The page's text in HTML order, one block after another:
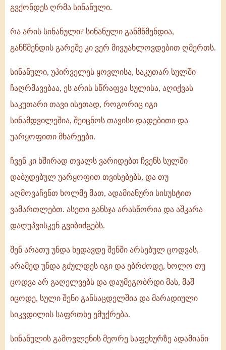
გვქონდეს ღრმა სინანული.
რა არის სინანული? სინანული განმწმენდია,
განწმენდის გარეშე კი ვერ მივუახლოვდებით ღმერთს.
სინანული, უპირველეს ყოვლისა, საკუთარ სულში
ჩაღრმავებაა, ეს არის სწრაფვა სულისა, აღიქვას
საკუთარი თავი ისეთად, როგორიც იგი
სინამდვილეშია, შეიცნოს თავისი დადებითი და
უარყოფითი მხარეები.
ჩვენ კი ხშირად თვალს ვარიდებთ ჩვენს სულში
დაბუდებულ უარყოფით თვისებებს, და თუ
აღმოვაჩენთ ხოლმე მათ, ადამიანური სისუსტით
ვამართლებთ. ასეთი განსჯა არასწორია და აშკარა
დაღუპვისკენ გვიბიძგებს.
შენ არათუ უნდა ხედავდე შენში არსებულ ცოდვას,
არამედ უნდა გძულდეს იგი და ებრძოდე, ხოლო თუ
ცოდვა არ გაღელვებს და დაუმეგობრდი მას, მაშ
იცოდე, სული შენი განსაცდელშია და მარადიული
სიკვდილის საფრთხე ემუქრება.
სინანულის გამოვლენის მეორე საფეხურზე ადამიანი